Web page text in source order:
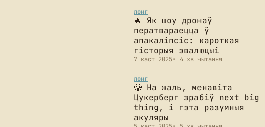
лонг
🔥 Як шоу дронаў
ператвараецца ў
апакаліпсіс: кароткая
гісторыя эвалюцыі
7 каст 2025 4 хв чытання
лонг
🥲 На жаль, менавіта
Цукерберг зрабіў next big
thing, і гэта разумныя
акуляры